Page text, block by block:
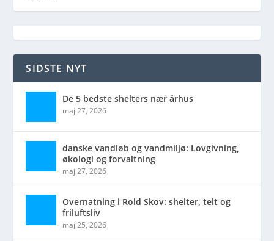
SIDSTE NYT
De 5 bedste shelters nær århus
maj 27, 2026
danske vandløb og vandmiljø: Lovgivning,
økologi og forvaltning
maj 27, 2026
Overnatning i Rold Skov: shelter, telt og
friluftsliv
maj 25, 2026